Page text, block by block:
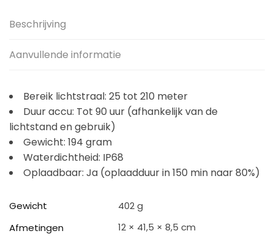
Beschrijving
Aanvullende informatie
Bereik lichtstraal: 25 tot 210 meter
Duur accu: Tot 90 uur (afhankelijk van de
lichtstand en gebruik)
Gewicht: 194 gram
Waterdichtheid: IP68
Oplaadbaar: Ja (oplaadduur in 150 min naar 80%)
Gewicht
402 g
Afmetingen
12 × 41,5 × 8,5 cm